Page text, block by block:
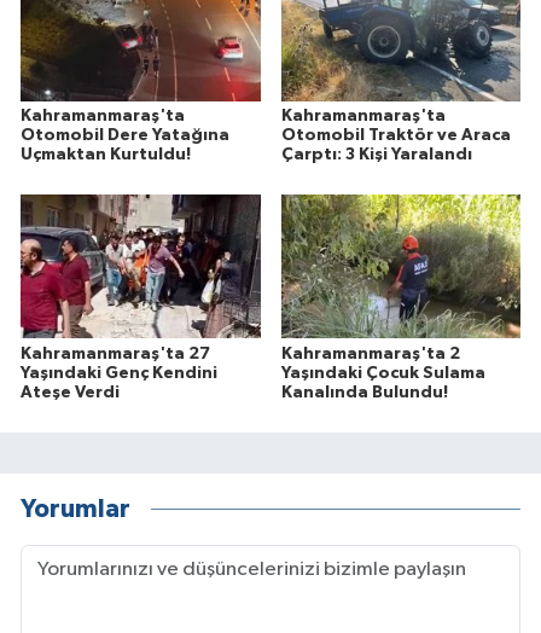
Kahramanmaraş'ta
Otomobil Dere Yatağına
Uçmaktan Kurtuldu!
Kahramanmaraş'ta
Otomobil Traktör ve Araca
Çarptı: 3 Kişi Yaralandı
Kahramanmaraş'ta 27
Yaşındaki Genç Kendini
Ateşe Verdi
Kahramanmaraş'ta 2
Yaşındaki Çocuk Sulama
Kanalında Bulundu!
Yorumlar